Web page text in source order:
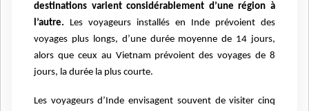
destinations varientconsidérablement d’une région à
l’autre.
Les voyageurs installés en Inde prévoient des
voyages plus longs, d’une durée moyenne de 14 jours,
alors que ceux au Vietnam prévoient des voyages de 8
jours, la durée la plus courte.
Les voyageurs d’Inde envisagent souvent de visiter cinq